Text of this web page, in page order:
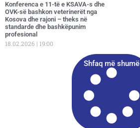
Konferenca e 11-të e KSAVA-s dhe
OVK-së bashkon veterinerët nga
Kosova dhe rajoni – theks në
standarde dhe bashkëpunim
profesional
18.02.2026 19:00
Shfaq më shumë